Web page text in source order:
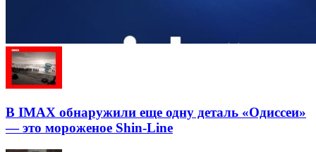
В IMAX обнаружили еще одну деталь «Одиссеи»
— это мороженое Shin-Line